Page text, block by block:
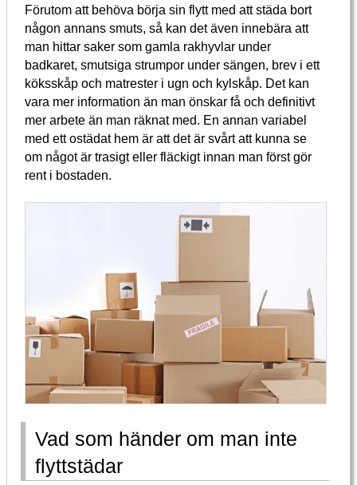
Förutom att behöva börja sin flytt med att städa bort
någon annans smuts, så kan det även innebära att
man hittar saker som gamla rakhyvlar under
badkaret, smutsiga strumpor under sängen, brev i ett
köksskåp och matrester i ugn och kylskåp. Det kan
vara mer information än man önskar få och definitivt
mer arbete än man räknat med. En annan variabel
med ett ostädat hem är att det är svårt att kunna se
om något är trasigt eller fläckigt innan man först gör
rent i bostaden.
Vad som händer om man inte
flyttstädar